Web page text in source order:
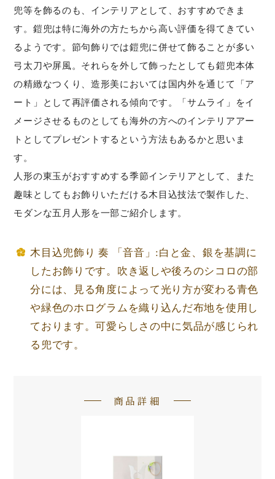
兜等を飾るのも、インテリアとして、おすすめできま
す。鎧兜は特に海外の方たちから高い評価を得てきてい
るようです。節句飾りでは鎧兜に併せて飾ることが多い
弓太刀や屏風。それらを外して飾ったとしても鎧兜本体
の精緻なつくり、造形美においては国内外を通じて「ア
ート」として再評価される傾向です。「サムライ」をイ
メージさせるものとしても海外の方へのインテリアアー
トとしてプレゼントするという方法もあるかと思いま
す。
人形の東玉がおすすめする季節インテリアとして、また
趣味としてもお飾りいただける木目込技法で製作した、
モダンな五月人形を一部ご紹介します。
木目込兜飾り 奏 「音音」:白と金、銀を基調に
したお飾りです。吹き返しや後ろのシコロの部
分には、見る角度によって光り方が変わる青色
や緑色のホログラムを織り込んだ布地を使用し
ております。可愛らしさの中に気品が感じられ
る兜です。
商品詳細